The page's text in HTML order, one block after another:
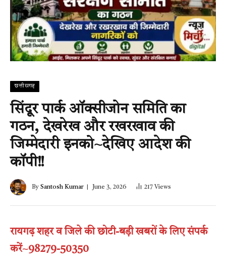
छत्तीसगढ़
सिंदूर पार्क ऑक्सीजोन समिति का
गठन, देखरेख और रखरखाव की
जिम्मेदारी इनको~देखिए आदेश की
कॉपी!!
By Santosh Kumar June 3, 2026 217 Views
रायगढ़ शहर व जिले की छोटी-बड़ी खबरों के लिए संपर्क
करें~98279-50350